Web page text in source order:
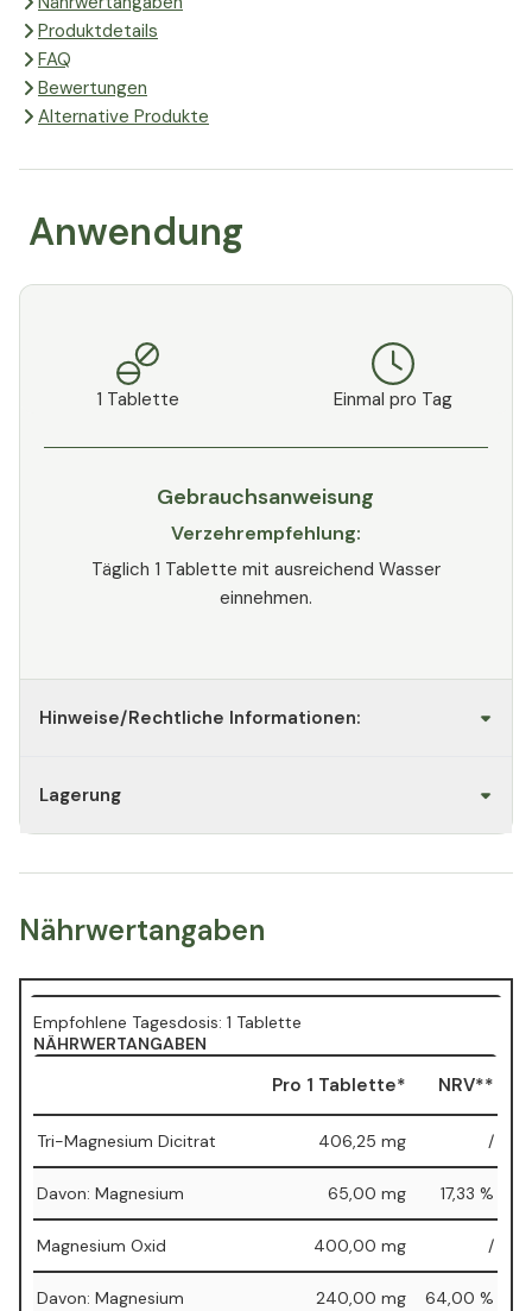
Produktdetails
FAQ
Bewertungen
Alternative Produkte
Anwendung
1 Tablette Einmal pro Tag
Gebrauchsanweisung
Verzehrempfehlung:
Täglich 1 Tablette mit ausreichend Wasser
einnehmen.
Hinweise/Rechtliche Informationen:
Lagerung
Nährwertangaben
Empfohlene Tagesdosis: 1 Tablette
NÄHRWERTANGABEN
Pro 1 Tablette* NRV**
Tri-Magnesium Dicitrat 406,25 mg /
Davon: Magnesium 65,00 mg 17,33 %
Magnesium Oxid 400,00 mg /
Davon: Magnesium 240,00 mg 64,00 %